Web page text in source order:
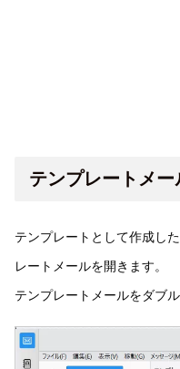
テンプレートメ
テンプレートとして作成し
レートメールを開きます。
テンプレートメールをダブ